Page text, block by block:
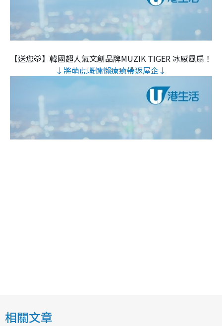
【送您🐯】韓國超人氣文創品牌MUZIK TIGER 冰感風扇！
↓將萌虎嘅慵懶療癒帶返屋企↓
相關文章